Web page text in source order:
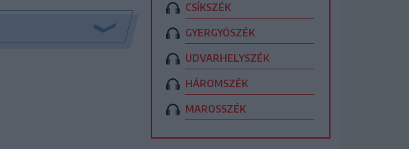
CSÍKSZÉK
GYERGYÓSZÉK
UDVARHELYSZÉK
HÁROMSZÉK
MAROSSZÉK